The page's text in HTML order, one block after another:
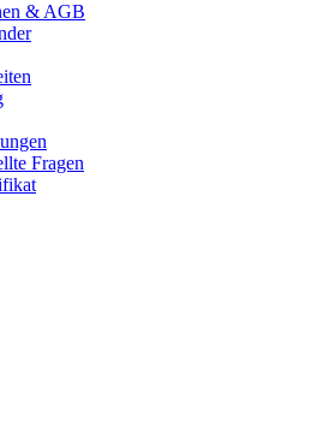
& AGB
Fragen